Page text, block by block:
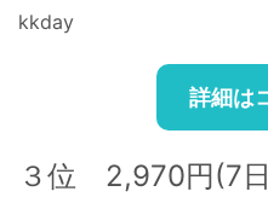
kkday
詳細は
３位 2,970円(7